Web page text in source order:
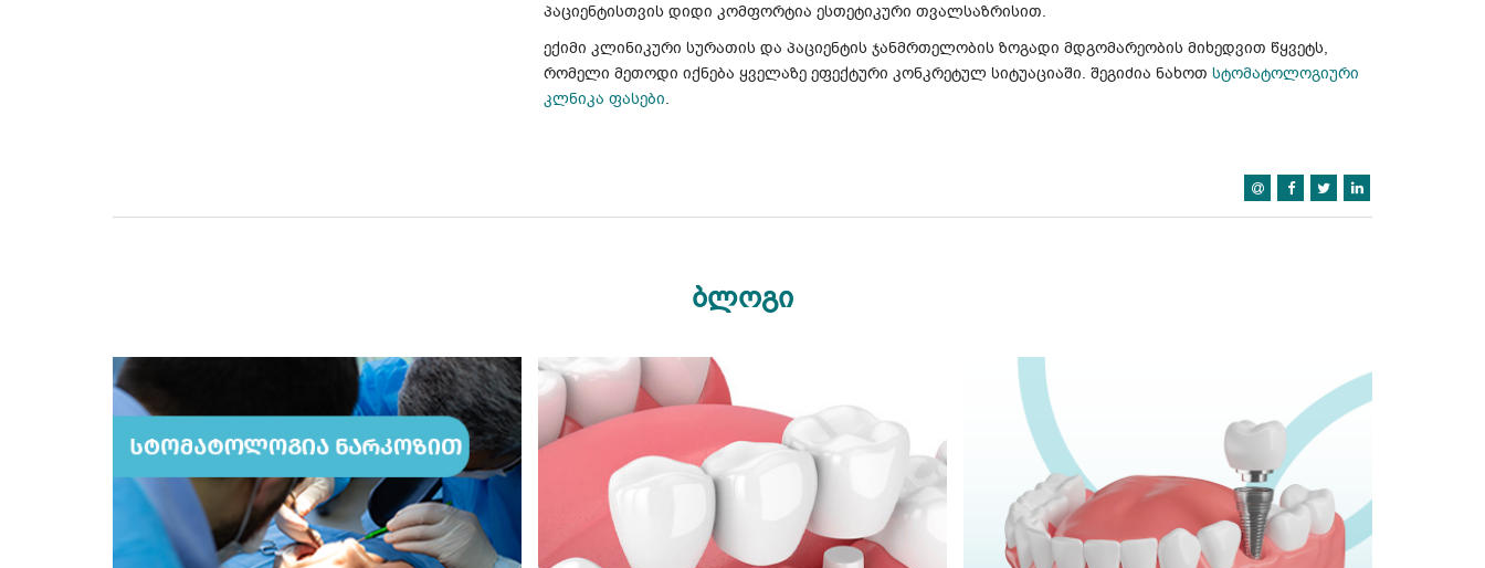
პაციენტისთვის დიდი კომფორტია ესთეტიკური თვალსაზრისით.
ექიმი კლინიკური სურათის და პაციენტის ჯანმრთელობის ზოგადი მდგომარეობის მიხედვით წყვეტს,
რომელი მეთოდი იქნება ყველაზე ეფექტური კონკრეტულ სიტუაციაში. შეგიძია ნახოთ სტომატოლოგიური
კლნიკა ფასები.
ბლოგი